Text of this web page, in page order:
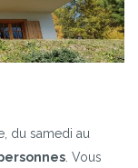
du samedi au
. Vous